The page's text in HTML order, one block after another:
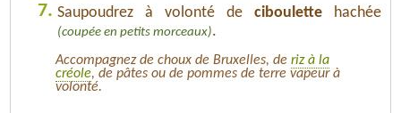
7. Saupoudrez à volonté de ciboulette hachée
(coupée en petits morceaux).
Accompagnez de choux de Bruxelles, de riz à la
créole, de pâtes ou de pommes de terre vapeur à
volonté.